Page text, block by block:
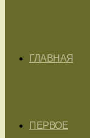
ГЛАВНАЯ
ПЕРВОЕ